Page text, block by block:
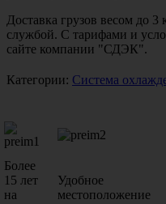
Доставка грузов весом до 3
службой. С тарифами и
сайте компании "СДЭК".
Категории: Система
Более
15 лет
на
Удобное
местоположение